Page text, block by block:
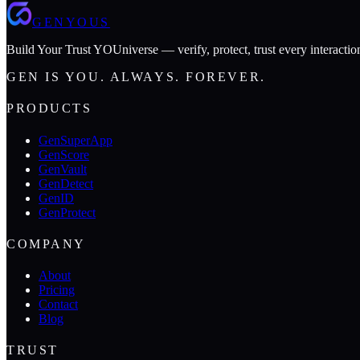
GENYOUS
Build Your Trust YOUniverse — verify, protect, trust every
GEN IS YOU. ALWAYS. FOREVER.
PRODUCTS
GenSuperApp
GenScore
GenVault
GenDetect
GenID
GenProtect
COMPANY
About
Pricing
Contact
Blog
TRUST